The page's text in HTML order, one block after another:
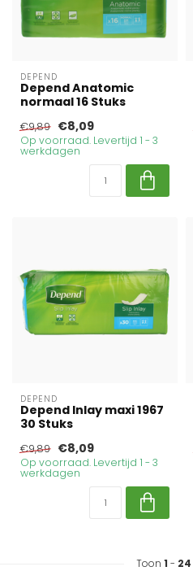
DEPEND
Depend Anatomic
normaal 16 Stuks
€9,89 €8,09
Op voorraad. Levertijd 1 - 3
werkdagen
DEPEND
Depend Inlay maxi 1967
30 Stuks
€9,89 €8,09
Op voorraad. Levertijd 1 - 3
werkdagen
Toon 1 - 24